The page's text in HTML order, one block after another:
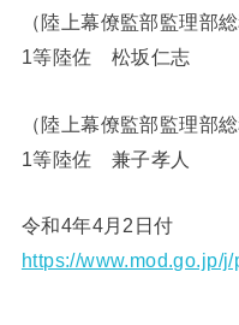
（陸上幕僚監部監理部
1等陸佐 松坂仁志
（陸上幕僚監部監理部
1等陸佐 兼子孝人
令和4年4月2日付
https://www.mod.go.jp/